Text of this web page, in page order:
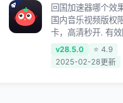
回国加速器哪个效
国内音乐视频版权
卡，高清秒开. 有
戏延迟. 提升国内主
速度 ; 独创加速黑科
v28.5.0
⭐ 4.9
2025-02-28更新